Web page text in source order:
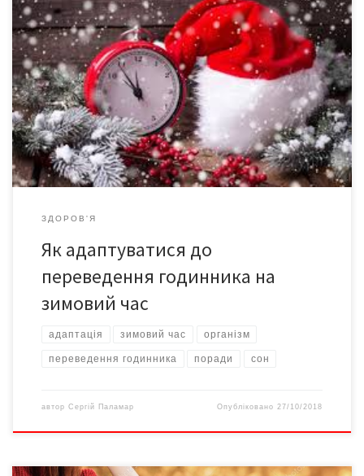
Україна переходить на зимовий час в останню неділю жовтня
– в ніч на 28 жовтня. Тобто в ніч з 27 на 28 жовтня стрілки
годинника треба буде повернути на годину назад. Щоб зміна
часу не завдала великого дискомфорту, потрібно
дотримуватися певних порад. Перехід на зимовий час означає
те, що люди […]
ЗДОРОВ'Я
Як адаптуватися до
переведення годинника на
зимовий час
адаптація зимовий час організм
переведення годинника поради сон
автор Сергій Паламар Опубліковано 27/10/2018